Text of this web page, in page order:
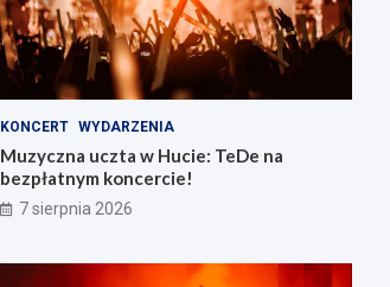
KONCERT WYDARZENIA
Muzyczna uczta w Hucie: TeDe na
bezpłatnym koncercie!
7 sierpnia 2026